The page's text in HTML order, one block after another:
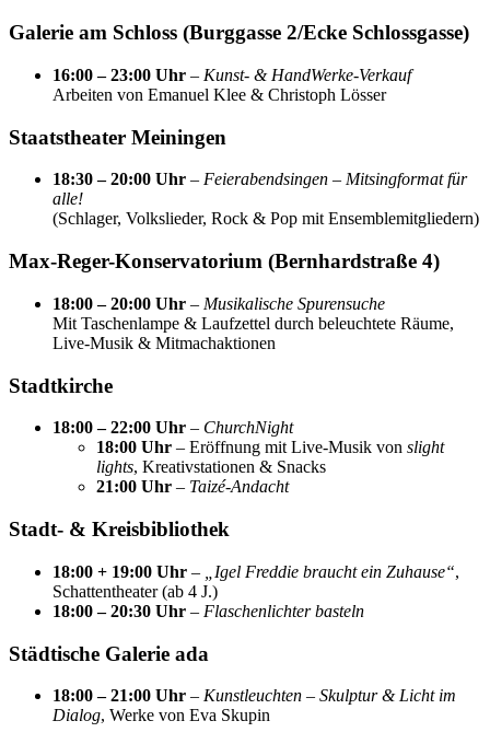
Galerie am Schloss (Burggasse 2/Ecke Schlossgasse)
16:00 – 23:00 Uhr – Kunst- & HandWerke-Verkauf
Arbeiten von Emanuel Klee & Christoph Lösser
Staatstheater Meiningen
18:30 – 20:00 Uhr – Feierabendsingen – Mitsingformat für
alle!
(Schlager, Volkslieder, Rock & Pop mit Ensemblemitgliedern)
Max-Reger-Konservatorium (Bernhardstraße 4)
18:00 – 20:00 Uhr – Musikalische Spurensuche
Mit Taschenlampe & Laufzettel durch beleuchtete Räume,
Live-Musik & Mitmachaktionen
Stadtkirche
18:00 – 22:00 Uhr – ChurchNight
18:00 Uhr – Eröffnung mit Live-Musik von slight
lights, Kreativstationen & Snacks
21:00 Uhr – Taizé-Andacht
Stadt- & Kreisbibliothek
18:00 + 19:00 Uhr – „Igel Freddie braucht ein Zuhause“,
Schattentheater (ab 4 J.)
18:00 – 20:30 Uhr – Flaschenlichter basteln
Städtische Galerie ada
18:00 – 21:00 Uhr – Kunstleuchten – Skulptur & Licht im
Dialog, Werke von Eva Skupin